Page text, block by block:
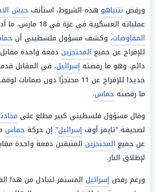
ورفض نتنياهو هذه الشروط، استأنف جيش
عملياته العسكرية في غزة في 18 مارس، ما أدى إلى تعقيد
المفاوضات، وكشف مسؤول فلسطيني أن
للإفراج عن جميع المحتجزين دفعة واحدة مقابل
دائم، وهو ما رفضته إسرائيل، في المقابل
جديدا للإفراج عن 11 محتجزًا دون ضمانات لوقف
ما رفضته حماس.
وقال مسؤول فلسطيني كبير مطلع على
لصحيفة "تايمز أوف إسرائيل" إن حركة حماس
عن جميع المحتجزين المتبقين دفعة واحدة
لإطلاق النار.
ورغم رفض إسرائيل المستمر لتبادل من هذا